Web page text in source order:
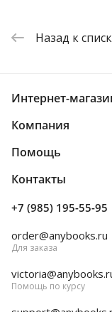
Назад к
Интернет-
Компания
Помощь
Контакты
+7 (985) 195-55-95
order@anybooks.ru
Для заказа
Помощь по курсу